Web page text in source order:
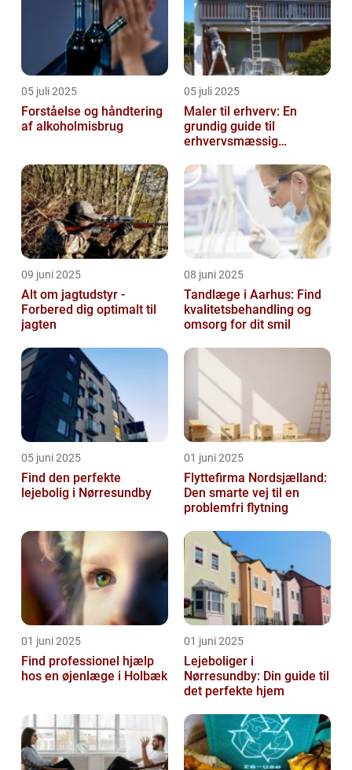
05 juli 2025
Forståelse og håndtering
af alkoholmisbrug
05 juli 2025
Maler til erhverv: En
grundig guide til
erhvervsmæssig
09 juni 2025
Alt om jagtudstyr -
Forbered dig optimalt til
jagten
08 juni 2025
Tandlæge i Aarhus: Find
kvalitetsbehandling og
omsorg for dit smil
05 juni 2025
Find den perfekte
lejebolig i Nørresundby
01 juni 2025
Flyttefirma Nordsjælland:
Den smarte vej til en
problemfri flytning
01 juni 2025
Find professionel hjælp
hos en øjenlæge i Holbæk
01 juni 2025
Lejeboliger i
Nørresundby: Din guide til
det perfekte hjem